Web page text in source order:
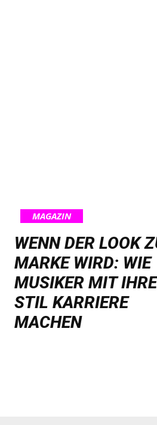
MAGAZIN
WENN DER LOOK
MARKE WIRD: WIE
MUSIKER MIT
STIL KARRIERE
MACHEN